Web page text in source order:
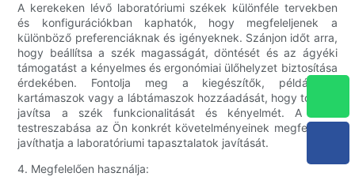
A kerekeken lévő laboratóriumi székek különféle tervekben
és konfigurációkban kaphatók, hogy megfeleljenek a
különböző preferenciáknak és igényeknek. Szánjon időt arra,
hogy beállítsa a szék magasságát, döntését és az ágyéki
támogatást a kényelmes és ergonómiai ülőhelyzet biztosítása
érdekében. Fontolja meg a kiegészítők, például a
kartámaszok vagy a lábtámaszok hozzáadását, hogy tovább
javítsa a szék funkcionalitását és kényelmét. A szék
testreszabása az Ön konkrét követelményeinek megfelelően
javíthatja a laboratóriumi tapasztalatok javítását.
4. Megfelelően használja: